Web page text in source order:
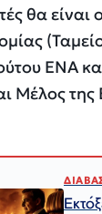
θα
ΕΝΑ
Μέλος